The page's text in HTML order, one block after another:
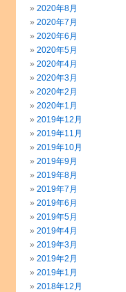
2020年8月
2020年7月
2020年6月
2020年5月
2020年4月
2020年3月
2020年2月
2020年1月
2019年12月
2019年11月
2019年10月
2019年9月
2019年8月
2019年7月
2019年6月
2019年5月
2019年4月
2019年3月
2019年2月
2019年1月
2018年12月